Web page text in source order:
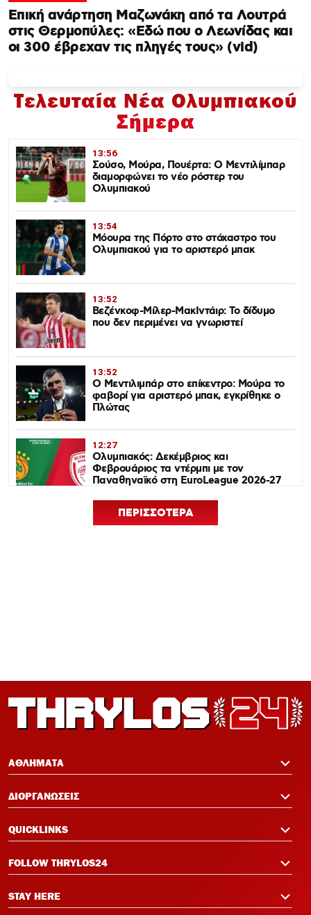
Επική ανάρτηση Μαζωνάκη από τα Λουτρά
στις Θερμοπύλες: «Εδώ που ο Λεωνίδας και
οι 300 έβρεχαν τις πληγές τους» (vid)
Τελευταία Νέα Ολυμπιακού
Σήμερα
13:56
Σούσο, Μούρα, Πουέρτα: Ο Μεντιλίμπαρ
διαμορφώνει το νέο ρόστερ του
Ολυμπιακού
13:54
Μόουρα της Πόρτο στο στόχαστρο του
Ολυμπιακού για το αριστερό μπακ
13:52
Βεζένκοφ-Μίλερ-ΜακΙντάιρ: Το δίδυμο
που δεν περιμένει να γνωριστεί
13:52
Ο Μεντιλιμπάρ στο επίκεντρο: Μούρα το
φαβορί για αριστερό μπακ, εγκρίθηκε ο
Πλώτας
12:27
Ολυμπιακός: Δεκέμβριος και
Φεβρουάριος τα ντέρμπι με τον
Παναθηναϊκό στη EuroLeague 2026-27
Μεντιλίμπαρ
ΠΕΡΙΣΣΟΤΕΡΑ
ΑΘΛΗΜΑΤΑ
ΔΙΟΡΓΑΝΩΣΕΙΣ
QUICKLINKS
FOLLOW THRYLOS24
STAY HERE